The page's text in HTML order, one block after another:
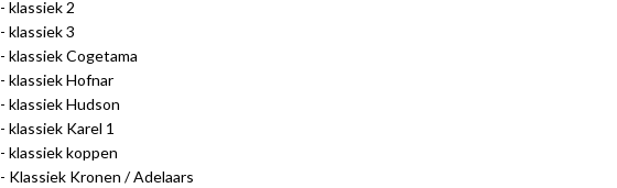
klassiek 2
klassiek 3
klassiek Cogetama
klassiek Hofnar
klassiek Hudson
klassiek Karel 1
klassiek koppen
Klassiek Kronen / Adelaars